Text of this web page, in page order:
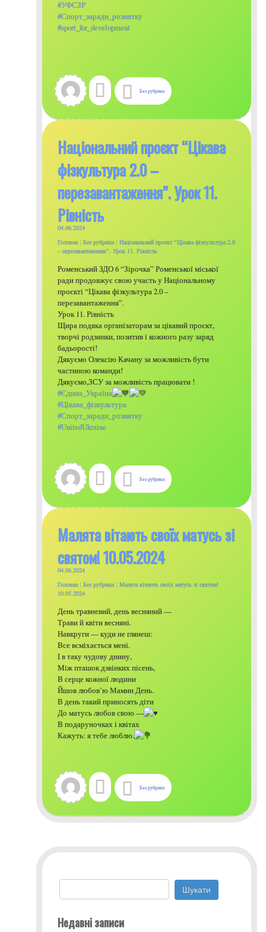
#УФСЗР
#Спорт_заради_розвитку
#sport_for_development
Без рубрики
Національний проєкт “Цікава
фізкультура 2.0 –
перезавантаження”. Урок 11.
Рівність
04.06.2024
Головна | Без рубрики | Національний проєкт “Цікава фізкультура 2.0
– перезавантаження”. Урок 11. Рівність
Роменський ЗДО 6 “Зірочка” Роменської міської
ради продовжує свою участь у Національному
проєкті “Цікава фізкультура 2.0 –
перезавантаження”.
Урок 11. Рівність
Щира подяка організаторам за цікавий проєкт,
творчі родзинки, позитив і кожного разу заряд
бадьорості!
Дякуємо Олексію Качану за можливість бути
частиною команди!
Дякуємо,ЗСУ за можливість працювати !
#Єдина_Україна
#Цікава_фізкультура
#Спорт_заради_розвитку
#UnitedUkraine
Без рубрики
Малята вітають своїх матусь зі
святом! 10.05.2024
04.06.2024
Головна | Без рубрики | Малята вітають своїх матусь зі святом!
10.05.2024
День травневий, день весняний —
Трави й квіти весняні.
Навкруги — куди не глянеш:
Все всміхається мені.
І в таку чудову днину,
Між пташок дзвінких пісень,
В серце кожної людини
Йшов любов’ю Мамин День.
В день такий приносять діти
До матусь любов свою —
В подаруночках і квітах
Кажуть: я тебе люблю.
Без рубрики
Пошук:
Недавні записи